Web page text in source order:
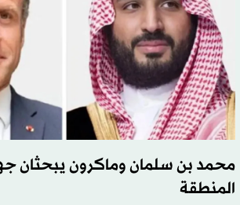
محمد بن سلمان وماكرون يبحثان
المنطقة